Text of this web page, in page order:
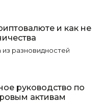
и как не
из разновидностей
руководство по
активам